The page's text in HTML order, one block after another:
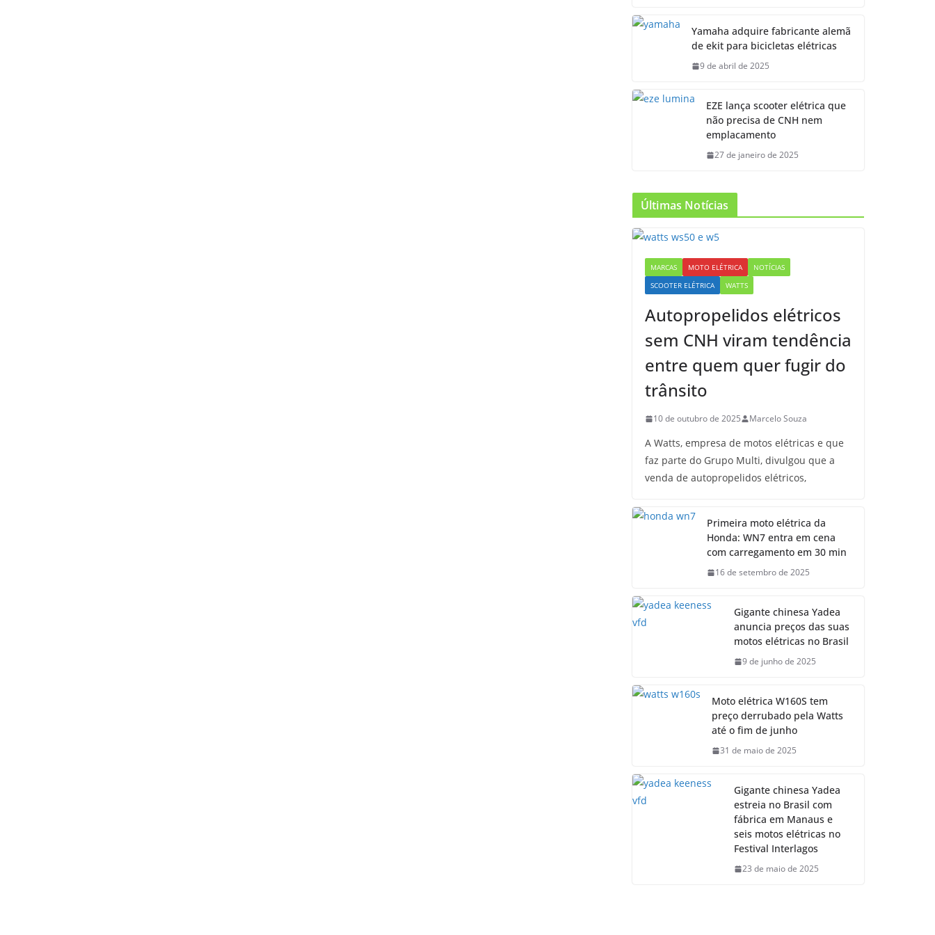
Yamaha adquire fabricante alemã
de ekit para bicicletas elétricas
9 de abril de 2025
EZE lança scooter elétrica que
não precisa de CNH nem
emplacamento
27 de janeiro de 2025
Últimas Notícias
MARCAS MOTO ELÉTRICA
NOTÍCIAS
SCOOTER ELÉTRICA
WATTS
Autopropelidos elétricos
sem CNH viram tendência
entre quem quer fugir do
trânsito
10 de outubro de 2025 Marcelo Souza
A Watts, empresa de motos elétricas e que
faz parte do Grupo Multi, divulgou que a
venda de autopropelidos elétricos,
Primeira moto elétrica da
Honda: WN7 entra em cena
com carregamento em 30 min
16 de setembro de 2025
Gigante chinesa Yadea
anuncia preços das suas
motos elétricas no Brasil
9 de junho de 2025
Moto elétrica W160S tem
preço derrubado pela Watts
até o fim de junho
31 de maio de 2025
Gigante chinesa Yadea
estreia no Brasil com
fábrica em Manaus e
seis motos elétricas no
Festival Interlagos
23 de maio de 2025